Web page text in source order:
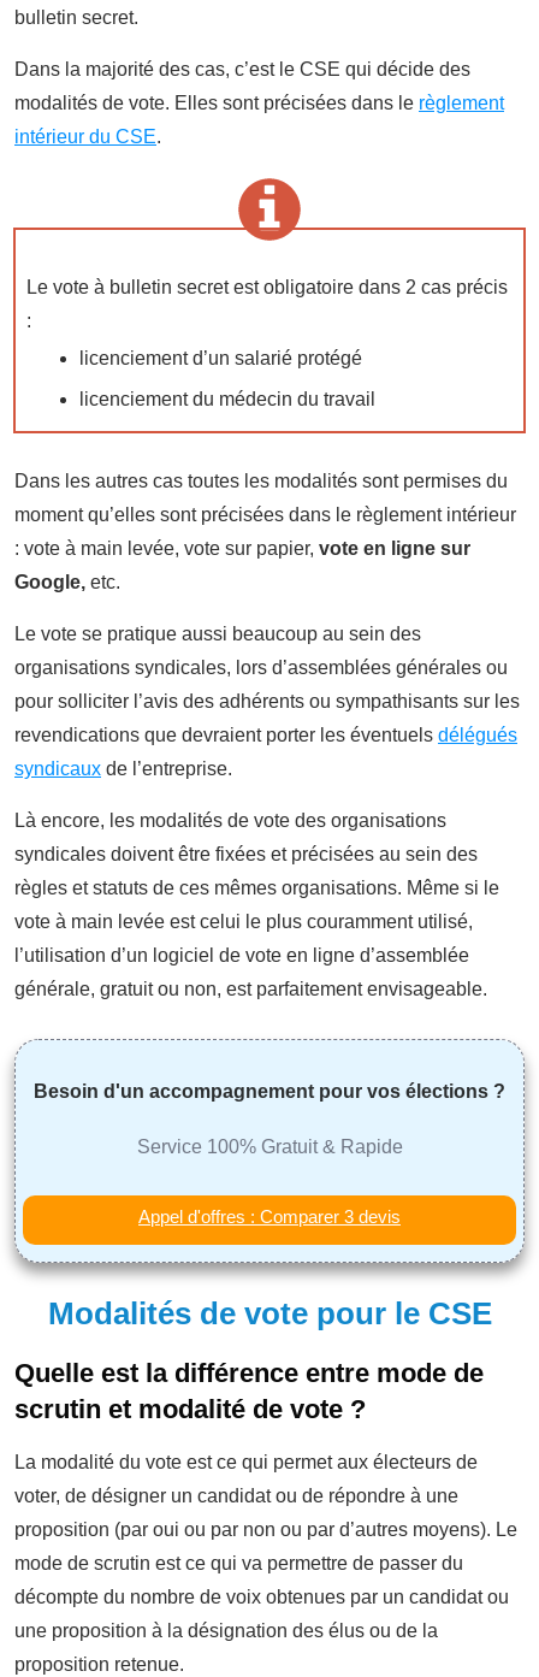
bulletin secret.
Dans la majorité des cas, c’est le CSE qui décide des
modalités de vote. Elles sont précisées dans le règlement
intérieur du CSE.
Le vote à bulletin secret est obligatoire dans 2 cas précis
:
licenciement d’un salarié protégé
licenciement du médecin du travail
Dans les autres cas toutes les modalités sont permises du
moment qu’elles sont précisées dans le règlement intérieur
: vote à main levée, vote sur papier, vote en ligne sur
Google, etc.
Le vote se pratique aussi beaucoup au sein des
organisations syndicales, lors d’assemblées générales ou
pour solliciter l’avis des adhérents ou sympathisants sur les
revendications que devraient porter les éventuels délégués
syndicaux de l’entreprise.
Là encore, les modalités de vote des organisations
syndicales doivent être fixées et précisées au sein des
règles et statuts de ces mêmes organisations. Même si le
vote à main levée est celui le plus couramment utilisé,
l’utilisation d’un logiciel de vote en ligne d’assemblée
générale, gratuit ou non, est parfaitement envisageable.
Besoin d'un accompagnement pour vos élections ?
Service 100% Gratuit & Rapide
Appel d'offres : Comparer 3 devis
Modalités de vote pour le CSE
Quelle est la différence entre mode de
scrutin et modalité de vote ?
La modalité du vote est ce qui permet aux électeurs de
voter, de désigner un candidat ou de répondre à une
proposition (par oui ou par non ou par d’autres moyens). Le
mode de scrutin est ce qui va permettre de passer du
décompte du nombre de voix obtenues par un candidat ou
une proposition à la désignation des élus ou de la
proposition retenue.